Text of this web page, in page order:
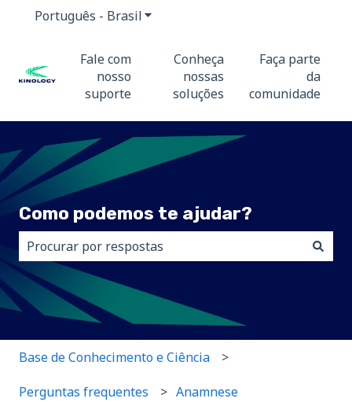
Português - BrasilMostrar submenu para traduções
Fale com
nosso
suporte
Conheça
nossas
soluções
Faça parte
da
comunidade
Como podemos te ajudar?
Não há sugestões porque o campo de pesquisa está
Base de Conhecimento e Ciência
Perguntas frequentes Anamnese